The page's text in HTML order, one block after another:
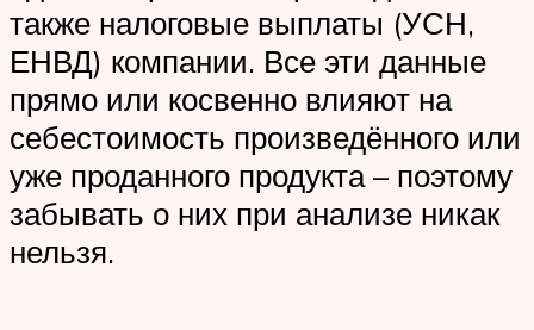
также налоговые выплаты (УСН,
ЕНВД) компании. Все эти данные
прямо или косвенно влияют на
себестоимость произведённого или
уже проданного продукта – поэтому
забывать о них при анализе никак
нельзя.